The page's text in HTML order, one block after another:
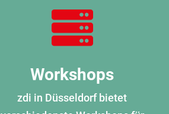

Workshops
zdi in Düsseldorf bietet